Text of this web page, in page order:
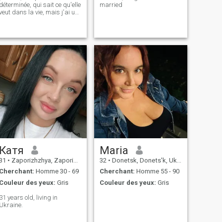
déterminée, qui sait ce qu'elle
dans la vie, mais j'ai un
niques dans la nature
ou sur la plage. J'aime
beaucoup le printemps et les
fleurs. Je fais aussi du sport
gymnastique,
natation), mon sport préféré
est le football, peut-être
que c'est quelque
que j'aime jouer et que
sais jouer quand j'étais au
lycée.
married
Катя
• Zaporizhzhya, Zaporizhzhya, Ukraine
Cherchant: Homme 30 - 69
Couleur des yeux: Gris
31 years old, living in
Ukraine.
Maria
32 • Donetsk, Donets'k, Ukraine
Cherchant: Homme 55 - 90
Couleur des yeux: Gris